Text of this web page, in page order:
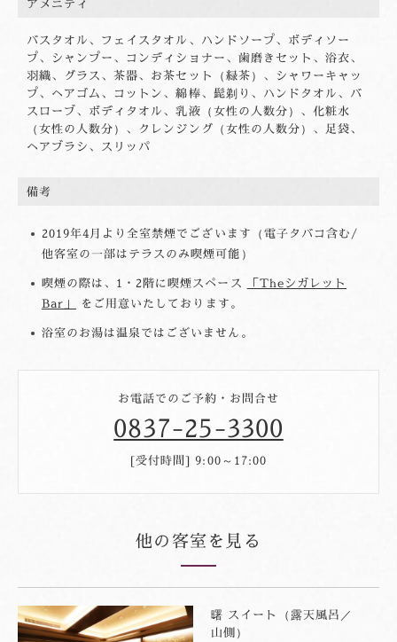
アメニティ
バスタオル、フェイスタオル、ハンドソープ、ボディソー
プ、シャンプー、コンディショナー、歯磨きセット、浴衣、
羽織、グラス、茶器、お茶セット（緑茶）、シャワーキャッ
プ、ヘアゴム、コットン、綿棒、髭剃り、ハンドタオル、バ
スローブ、ボディタオル、乳液（女性の人数分）、化粧水
（女性の人数分）、クレンジング（女性の人数分）、足袋、
ヘアブラシ、スリッパ
備考
2019年4月より全室禁煙でございます（電子タバコ含む/
他客室の一部はテラスのみ喫煙可能）
喫煙の際は、1・2階に喫煙スペース
「Theシガレット
Bar」
をご用意いたしております。
浴室のお湯は温泉ではございません。
お電話でのご予約・お問合せ
0837-25-3300
[受付時間] 9:00～17:00
他の客室を見る
曙 スイート（露天風呂／
山側）